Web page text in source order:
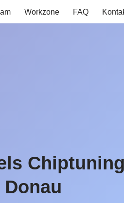
Workzone FAQ
Chiptuning